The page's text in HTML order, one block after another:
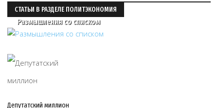
СТАТЬИ В РАЗДЕЛЕ ПОЛИТЭКОНОМИЯ
Размышления со списком
Депутатский миллион